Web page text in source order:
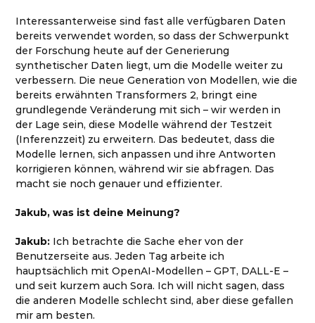
Interessanterweise sind fast alle verfügbaren Daten
bereits verwendet worden, so dass der Schwerpunkt
der Forschung heute auf der Generierung
synthetischer Daten liegt, um die Modelle weiter zu
verbessern. Die neue Generation von Modellen, wie die
bereits erwähnten Transformers 2, bringt eine
grundlegende Veränderung mit sich – wir werden in
der Lage sein, diese Modelle während der Testzeit
(Inferenzzeit) zu erweitern. Das bedeutet, dass die
Modelle lernen, sich anpassen und ihre Antworten
korrigieren können, während wir sie abfragen. Das
macht sie noch genauer und effizienter.
Jakub, was ist deine Meinung?
Jakub: Ich betrachte die Sache eher von der
Benutzerseite aus. Jeden Tag arbeite ich
hauptsächlich mit OpenAI-Modellen – GPT, DALL-E–
und seit kurzem auch Sora. Ich will nicht sagen, dass
die anderen Modelle schlecht sind, aber diese gefallen
mir am besten.